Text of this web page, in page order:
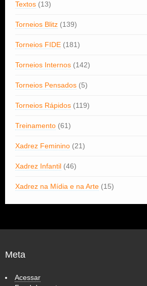
Textos (13)
Torneios Blitz (139)
Torneios FIDE (181)
Torneios Internos (142)
Torneios Pensados (5)
Torneios Rápidos (119)
Treinamento (61)
Xadrez Feminino (21)
Xadrez Infantil (46)
Xadrez na Mídia e na Arte (15)
Meta
Acessar